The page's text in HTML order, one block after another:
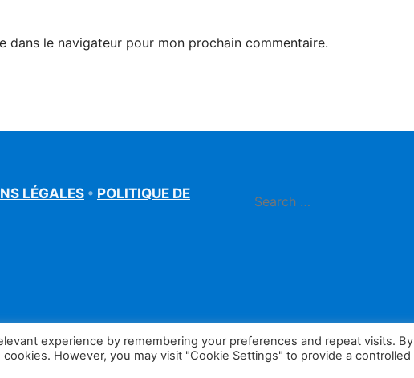
dans le navigateur pour mon prochain commentaire.
LÉGALES • POLITIQUE DE
experience by remembering your preferences and repeat visits. By
However, you may visit "Cookie Settings" to provide a controlled